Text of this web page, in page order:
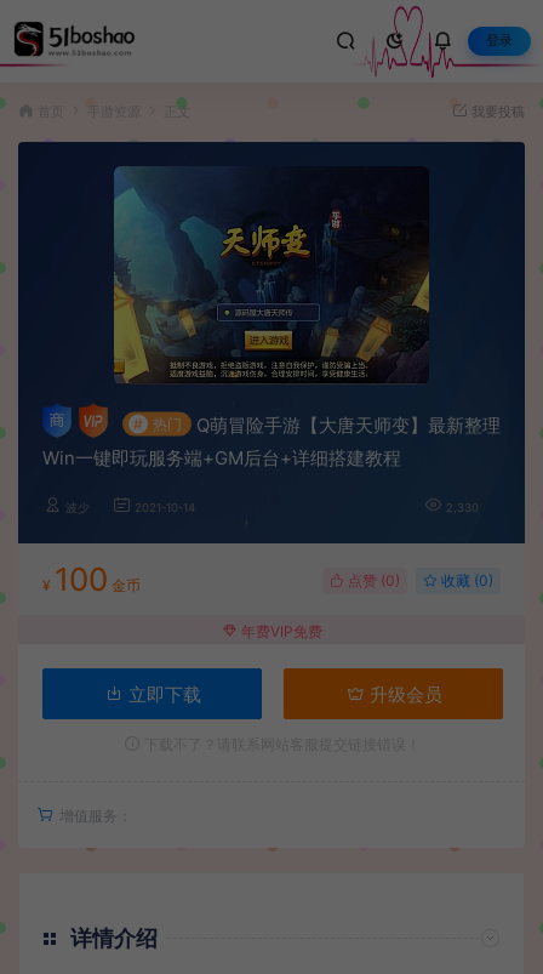
登录
手游资源 正文 我要投稿
# 热门
Q萌冒险手游【大唐天师变】最新整理
Win一键即玩服务端+GM后台+详细搭建教程
波少 2021-10-14 2,330
¥ 100 金币 点赞 (0) 收藏 (0)
年费VIP免费
立即下载 升级会员
增值服务：
详情介绍